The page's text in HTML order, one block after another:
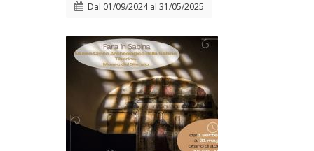
Dal 01/09/2024al 31/05/2025